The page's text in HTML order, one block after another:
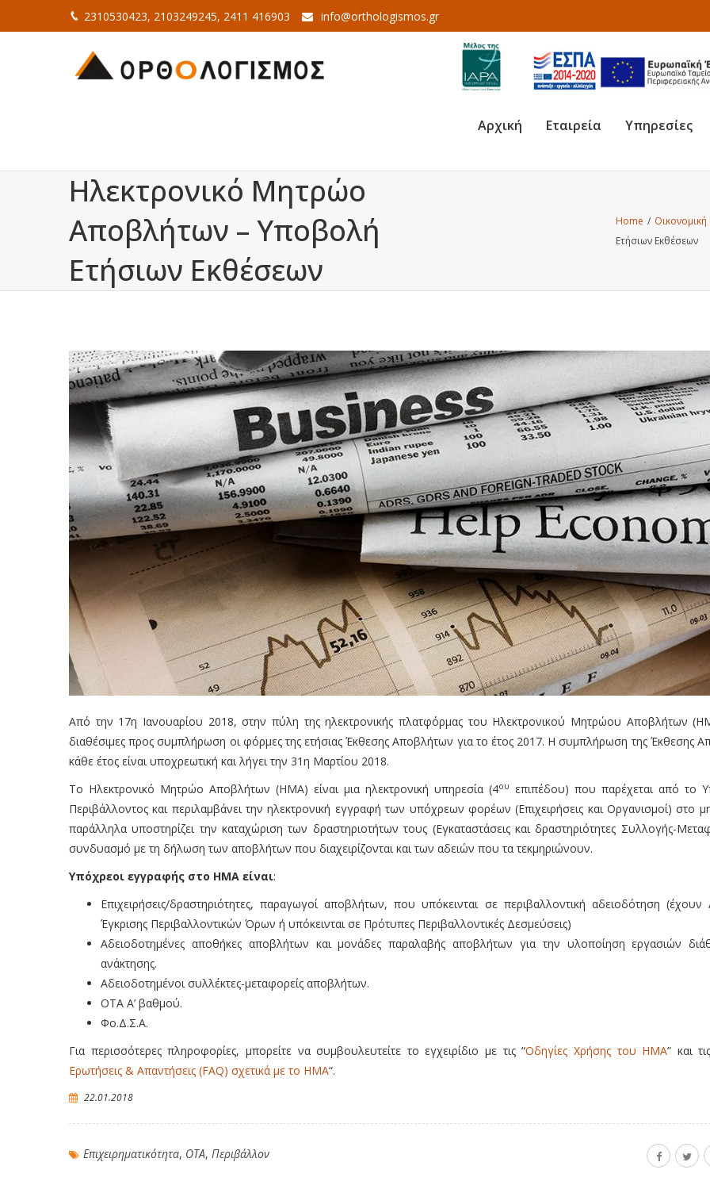
2310530423, 2103249245, 2411 416903 info@orthologismos.gr
Αρχική Εταιρεία Υπηρεσίες
Ηλεκτρονικό Μητρώο
Αποβλήτων – Υποβολή
Ετήσιων Εκθέσεων
Home /
Ετήσιων Εκθέσεων
Από την 17η Ιανουαρίου 2018, στην πύλη της ηλεκτρονικής πλατφόρμας του Ηλεκτρονικού Μητρώου Αποβλήτων
διαθέσιμες προς συμπλήρωση οι φόρμες της ετήσιας Έκθεσης Αποβλήτων για το έτος 2017. Η συμπλήρωση της Έκθεσης
κάθε έτος είναι υποχρεωτική και λήγει την 31η Μαρτίου 2018.
Το Ηλεκτρονικό Μητρώο Αποβλήτων (ΗΜΑ) είναι μια ηλεκτρονική υπηρεσία (4ου επιπέδου) που παρέχεται από το
Περιβάλλοντος και περιλαμβάνει την ηλεκτρονική εγγραφή των υπόχρεων φορέων (Επιχειρήσεις και Οργανισμοί) στο
παράλληλα υποστηρίζει την καταχώριση των δραστηριοτήτων τους (Εγκαταστάσεις και δραστηριότητες Συλλογής-
συνδυασμό με τη δήλωση των αποβλήτων που διαχειρίζονται και των αδειών που τα τεκμηριώνουν.
Υπόχρεοι εγγραφής στο ΗΜΑ είναι:
Επιχειρήσεις/δραστηριότητες, παραγωγοί αποβλήτων, που υπόκεινται σε περιβαλλοντική αδειοδότηση
Έγκρισης Περιβαλλοντικών Όρων ή υπόκεινται σε Πρότυπες Περιβαλλοντικές Δεσμεύσεις)
Αδειοδοτημένες αποθήκες αποβλήτων και μονάδες παραλαβής αποβλήτων για την υλοποίηση εργασιών
ανάκτησης.
Αδειοδοτημένοι συλλέκτες-μεταφορείς αποβλήτων.
ΟΤΑ Α’ βαθμού.
Φο.Δ.Σ.Α.
Για περισσότερες πληροφορίες, μπορείτε να συμβουλευτείτε το εγχειρίδιο με τις “Οδηγίες Χρήσης του ΗΜΑ” και
Ερωτήσεις & Απαντήσεις (FAQ) σχετικά με το ΗΜΑ“.
22.01.2018
Επιχειρηματικότητα, ΟΤΑ, Περιβάλλον